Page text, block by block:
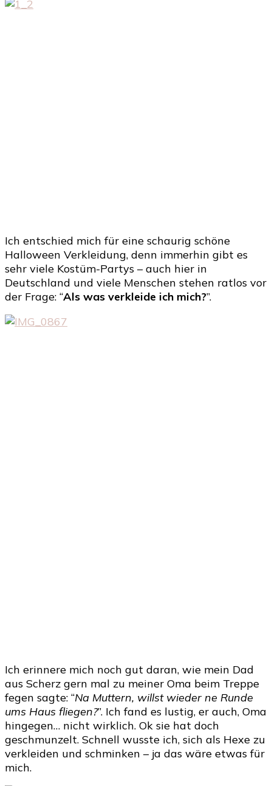
Ich entschied mich für eine schaurig schöne
Halloween Verkleidung, denn immerhin gibt es
sehr viele Kostüm-Partys – auch hier in
Deutschland und viele Menschen stehen ratlos vor
der Frage: “Als was verkleide ich mich?”.
Ich erinnere mich noch gut daran, wie mein Dad
aus Scherz gern mal zu meiner Oma beim Treppe
fegen sagte: “Na Muttern, willst wieder ne Runde
ums Haus fliegen?”. Ich fand es lustig, er auch, Oma
hingegen… nicht wirklich. Ok sie hat doch
geschmunzelt. Schnell wusste ich, sich als Hexe zu
verkleiden und schminken – ja das wäre etwas für
mich.